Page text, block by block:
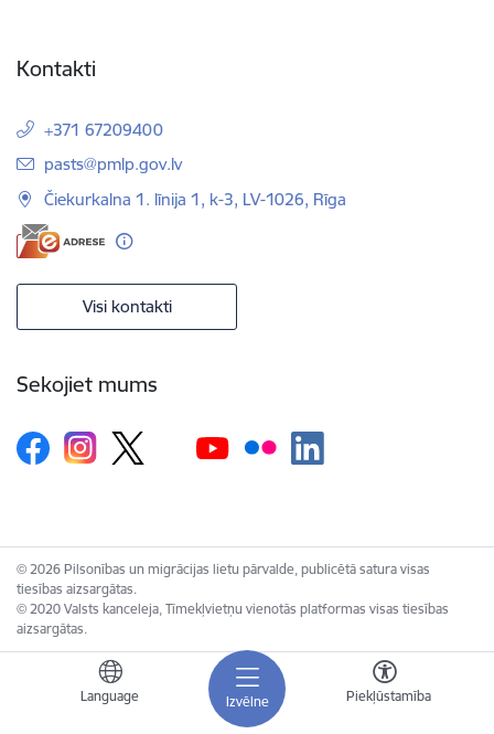
Izvēlne
Language Piekļūstamība
Kontakti
+371 67209400
E-pasts:
pasts@pmlp.gov.lv
Čiekurkalna 1. līnija 1, k-3, LV-1026, Rīga
Visi kontakti
Sekojiet mums
© 2026 Pilsonības un migrācijas lietu pārvalde, publicētā satura visas
tiesības aizsargātas.
© 2020 Valsts kanceleja, Tīmekļvietņu vienotās platformas visas tiesības
aizsargātas.